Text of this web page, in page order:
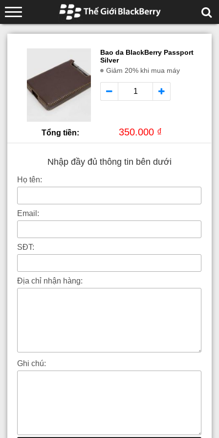
Bao da BlackBerry Passport
Silver
Giảm 20% khi mua máy
Tổng tiền: 350.000 ₫
Nhập đầy đủ thông tin bên dưới
Họ tên:
Email:
SĐT:
Địa chỉ nhận hàng:
Ghi chú: